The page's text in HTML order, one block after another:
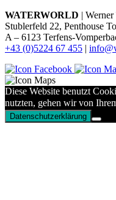
WATERWORLD |
Stublerfeld 22, Penthouse
A – 6123 Terfens-
+43 (0)5224 67 455 |
Diese Website benutzt
nutzten, gehen wir von
Datenschutzerklärung